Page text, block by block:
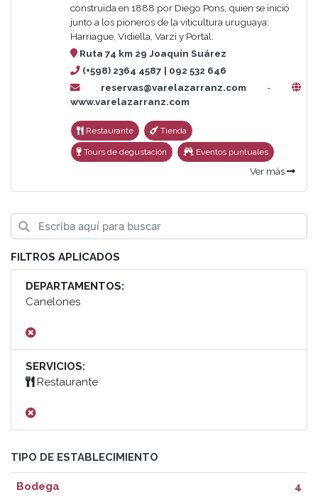
construida en 1888 por Diego Pons, quien se inició
junto a los pioneros de la viticultura uruguaya:
Harriague, Vidiella, Varzi y Portal.
Ruta 74 km 29 Joaquín Suárez
(+598) 2364 4587 | 092 532 646
reservas@varelazarranz.com-
www.varelazarranz.com
Restaurante Tienda
Tours de degustación Eventos puntuales
Ver más
FILTROS APLICADOS
DEPARTAMENTOS:
Canelones
SERVICIOS:
Restaurante
TIPO DE ESTABLECIMIENTO
Bodega 4